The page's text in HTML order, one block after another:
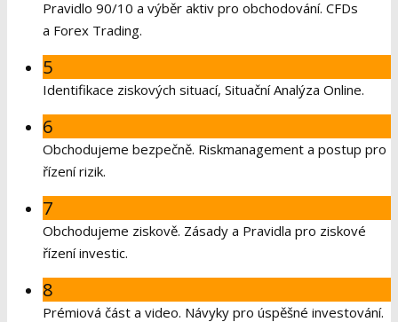
Pravidlo 90/10 a výběr aktiv pro obchodování. CFDs
a Forex Trading.
5
Identifikace ziskových situací, Situační Analýza Online.
6
Obchodujeme bezpečně. Riskmanagement a postup pro
řízení rizik.
7
Obchodujeme ziskově. Zásady a Pravidla pro ziskové
řízení investic.
8
Prémiová část a video. Návyky pro úspěšné investování.